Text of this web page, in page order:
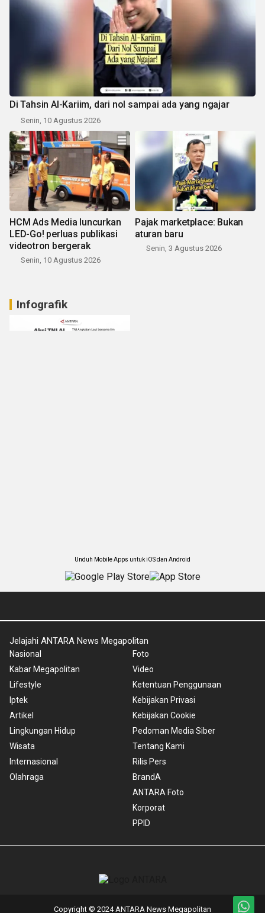
Di Tahsin Al-Kariim, dari nol sampai ada yang ngajar
Senin, 10 Agustus 2026
HCM Ads Media luncurkan
LED-Go! perluas publikasi
videotron bergerak
Senin, 10 Agustus 2026
Pajak marketplace: Bukan
aturan baru
Senin, 3 Agustus 2026
Infografik
Unduh Mobile Apps untuk iOS dan Android
Jelajahi ANTARA News Megapolitan
Nasional
Kabar Megapolitan
Lifestyle
Iptek
Artikel
Lingkungan Hidup
Wisata
Internasional
Olahraga
Foto
Video
Ketentuan Penggunaan
Kebijakan Privasi
Kebijakan Cookie
Pedoman Media Siber
Tentang Kami
Rilis Pers
BrandA
ANTARA Foto
Korporat
PPID
Copyright © 2024 ANTARA News Megapolitan